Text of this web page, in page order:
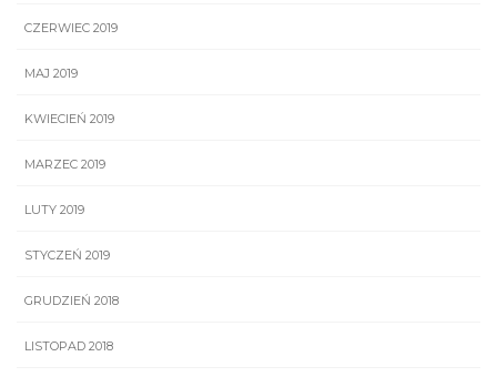
CZERWIEC 2019
MAJ 2019
KWIECIEŃ 2019
MARZEC 2019
LUTY 2019
STYCZEŃ 2019
GRUDZIEŃ 2018
LISTOPAD 2018